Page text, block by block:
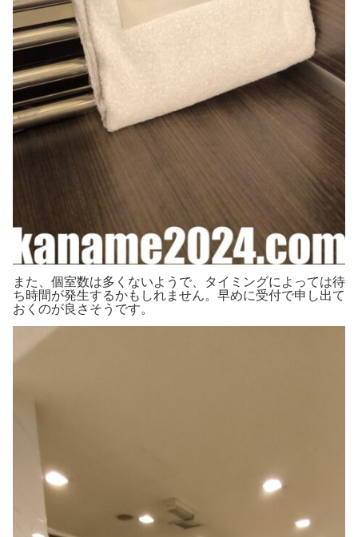
また、個室数は多くないようで、タイミングによっては待
ち時間が発生するかもしれません。早めに受付で申し出て
おくのが良さそうです。